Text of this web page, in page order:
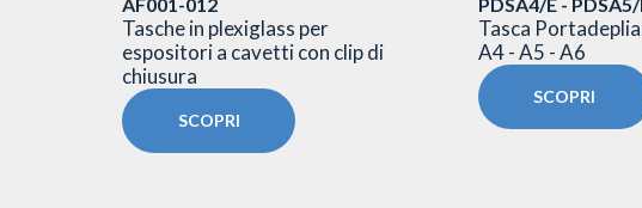
Tasche in plexiglass per
espositori a cavetti con clip di
chiusura
SCOPRI
Tasca
A4 - A5 - A6
SCOPRI